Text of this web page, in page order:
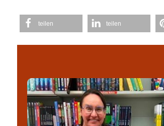
teilen teilen